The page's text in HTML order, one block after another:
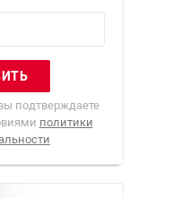
подтверждаете
политики